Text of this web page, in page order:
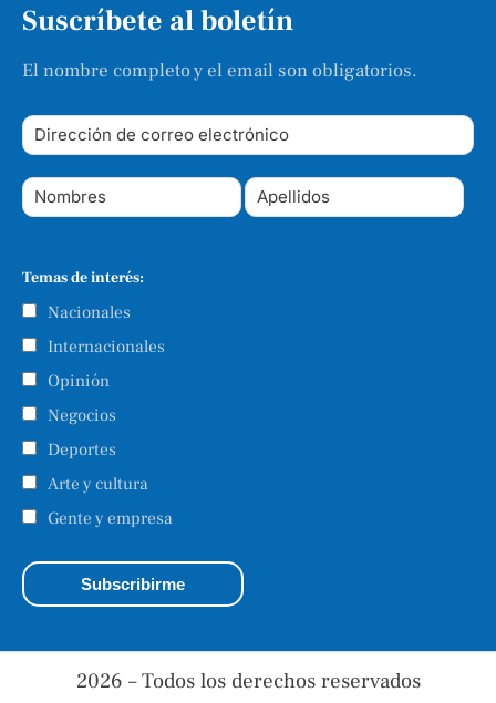
Suscríbete al boletín
El nombre completo y el email son obligatorios.
Temas de interés:
Nacionales
Internacionales
Opinión
Negocios
Deportes
Arte y cultura
Gente y empresa
2026 – Todos los derechos reservados